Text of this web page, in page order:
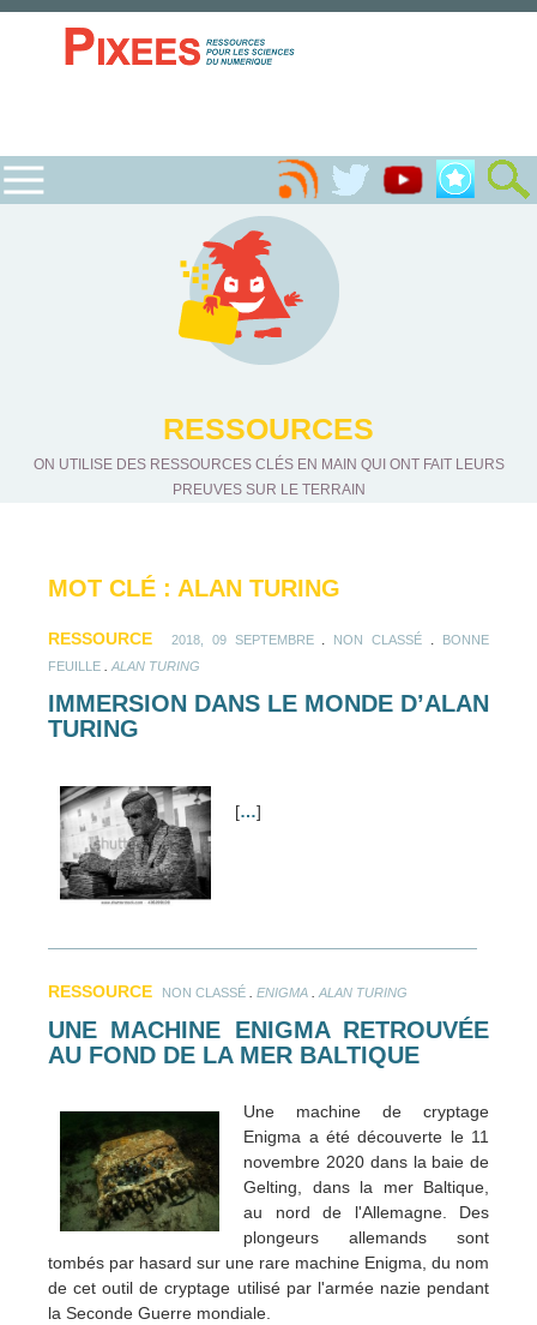
RESSOURCES
ON UTILISE DES RESSOURCES CLÉS EN MAIN QUI ONT FAIT LEURS
PREUVES SUR LE TERRAIN
MOT CLÉ : ALAN TURING
RESSOURCE 2018, 09 SEPTEMBRE. NON CLASSÉ
BONNE
FEUILLE
ALAN TURING
IMMERSION DANS LE MONDE D’ALAN
TURING
[…]
RESSOURCE NON CLASSÉ ENIGMA ALAN TURING
UNE MACHINE ENIGMA RETROUVÉE
AU FOND DE LA MER BALTIQUE
Une machine de cryptage
Enigma a été découverte le 11
novembre 2020 dans la baie de
Gelting, dans la mer Baltique,
au nord de l'Allemagne. Des
plongeurs allemands sont
tombés par hasard sur une rare machine Enigma, du nom
de cet outil de cryptage utilisé par l'armée nazie pendant
la Seconde Guerre mondiale.